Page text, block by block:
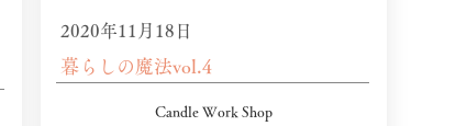
2020年11月18日
暮らしの魔法vol.4
Candle Work Shop